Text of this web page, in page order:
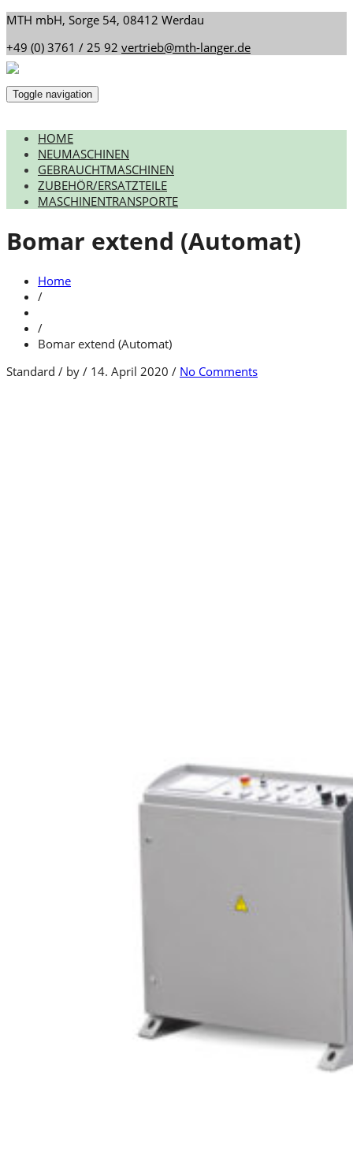
MTH mbH, Sorge 54, 08412 Werdau
+49 (0) 3761 / 25 92 vertrieb@mth-langer.de
Toggle navigation
HOME
NEUMASCHINEN
GEBRAUCHTMASCHINEN
ZUBEHÖR/ERSATZTEILE
MASCHINENTRANSPORTE
Bomar extend (Automat)
Home
/
/
Bomar extend (Automat)
Standard / by / 14. April 2020 / No Comments